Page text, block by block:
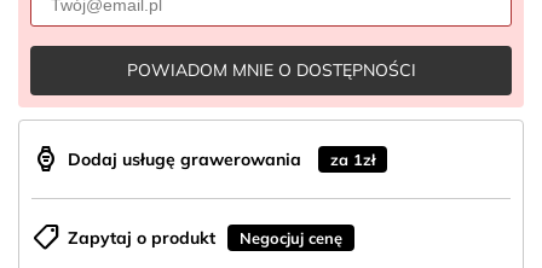
POWIADOM MNIE O DOSTĘPNOŚCI
aod_watch Dodaj usługę grawerowania za 1zł
shoppingmode Zapytaj o produkt Negocjuj cenę